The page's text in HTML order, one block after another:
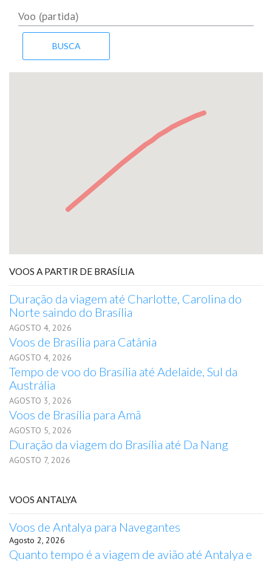
VOOS A PARTIR DE BRASÍLIA
Duração da viagem até Charlotte, Carolina do
Norte saindo do Brasília
AGOSTO 4, 2026
Voos de Brasília para Catânia
AGOSTO 4, 2026
Tempo de voo do Brasília até Adelaide, Sul da
Austrália
AGOSTO 3, 2026
Voos de Brasília para Amã
AGOSTO 5, 2026
Duração da viagem do Brasília até Da Nang
AGOSTO 7, 2026
VOOS ANTALYA
Voos de Antalya para Navegantes
Agosto 2, 2026
Quanto tempo é a viagem de avião até Antalya e